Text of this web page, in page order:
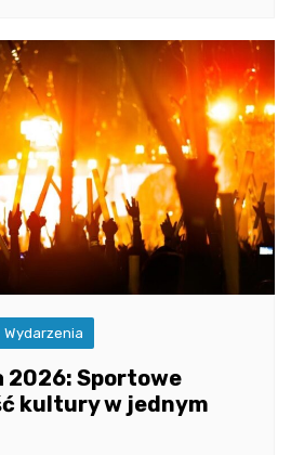
Wydarzenia
Sportowe
kultury w jednym